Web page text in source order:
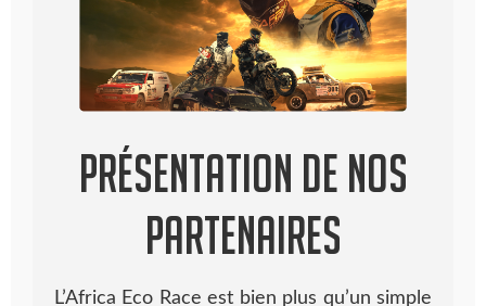
Présentation de nos
partenaires
L’Africa Eco Race est bien plus qu’un simple